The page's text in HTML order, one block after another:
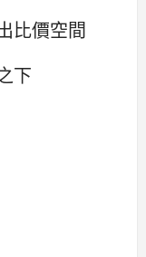
比價空間
下